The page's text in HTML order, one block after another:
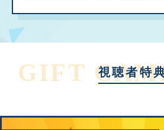
視聴者特
GIFT